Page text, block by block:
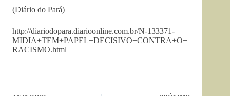
(Diário do Pará)
http://diariodopara.diarioonline.com.br/N-133371-
MIDIA+TEM+PAPEL+DECISIVO+CONTRA+O+
RACISMO.html